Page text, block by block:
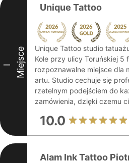
I Miejsce
Unique Tattoo
Unique Tattoo studio
Kole przy ulicy Toruńskiej 5
rozpoznawalne miejsce dla
artu. Studio cechuje się
rzetelnym podejściem do
zamówienia, dzięki czemu
10.0
Alam Ink Tattoo